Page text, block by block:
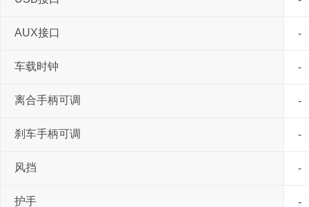
AUX接口 -
车载时钟 -
离合手柄可调 -
刹车手柄可调 -
风挡 -
护手 -